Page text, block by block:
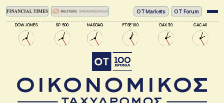
DOW JONES SP 500 NASDAQ FTSE 100 DAX 30 CAC 40
ΟΤ Markets OT Forum